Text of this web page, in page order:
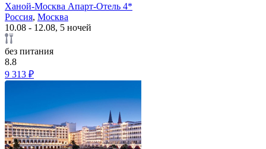
Ханой-Москва Апарт-Отель 4*
Россия, Москва
10.08 - 12.08, 5 ночей
без питания
8.8
9 313 ₽